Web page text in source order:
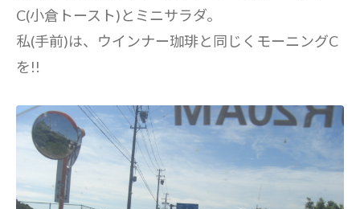
C(小倉トースト)とミニサラダ。
私(手前)は、ウインナー珈琲と同じくモーニングC
を!!